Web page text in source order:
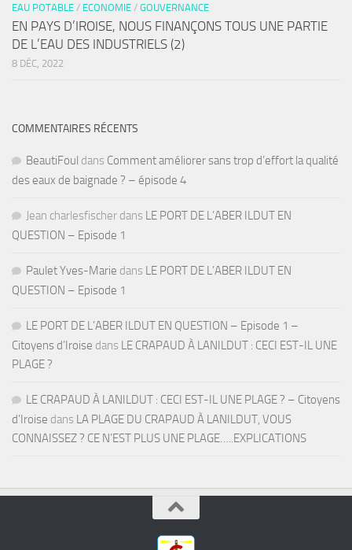
EAU POTABLE / ECONOMIE / GOUVERNANCE
EN PAYS D’IROISE, NOUS FINANÇONS TOUS UNE PARTIE
DE L’EAU DES INDUSTRIELS (2)
8 DÉC, 2022
COMMENTAIRES RÉCENTS
BeautiFoul dans Comment améliorer sans trop d’effort la qualité
des eaux de baignade ? – épisode 4
Jean charlesfischer dans LE PORT DE L’ABER ILDUT EN
QUESTION – Episode 1
Paulet Yves-Marie dans LE PORT DE L’ABER ILDUT EN
QUESTION – Episode 1
LE PORT DE L’ABER ILDUT EN QUESTION – Episode 1 –
Citoyens d’Iroise dans LE CRAPAUD À LANILDUT : CECI EST-IL UNE
PLAGE ?
LE CRAPAUD À LANILDUT : CECI EST-IL UNE PLAGE ? – Citoyens
d’Iroise dans LA PLAGE DU CRAPAUD À LANILDUT, VOUS
CONNAISSEZ ? CE N’EST PLUS UNE PLAGE…..EXPLICATIONS